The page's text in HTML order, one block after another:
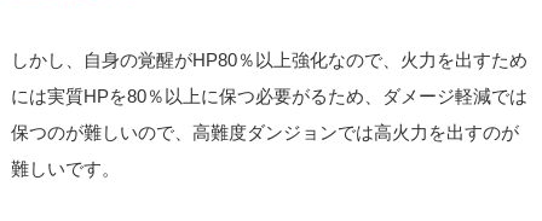
しかし、自身の覚醒がHP80％以上強化なので、火力を出すため
には実質HPを80％以上に保つ必要がるため、ダメージ軽減では
保つのが難しいので、高難度ダンジョンでは高火力を出すのが
難しいです。